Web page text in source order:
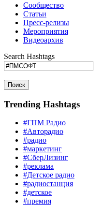
Сообщество
Статьи
Пресс-релизы
Мероприятия
Видеоархив
Search Hashtags
Поиск
Trending Hashtags
#ГПМ Радио
#Авторадио
#радио
#маркетинг
#СберЛизинг
#реклама
#Детское радио
#радиостанция
#детское
#премия